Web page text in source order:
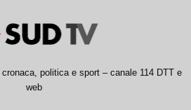
politica e sport – canale 114 DTT e
web